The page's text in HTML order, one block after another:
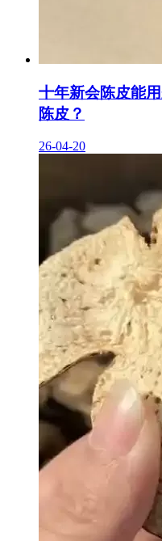
十年新会陈皮能
陈皮？
26-04-20